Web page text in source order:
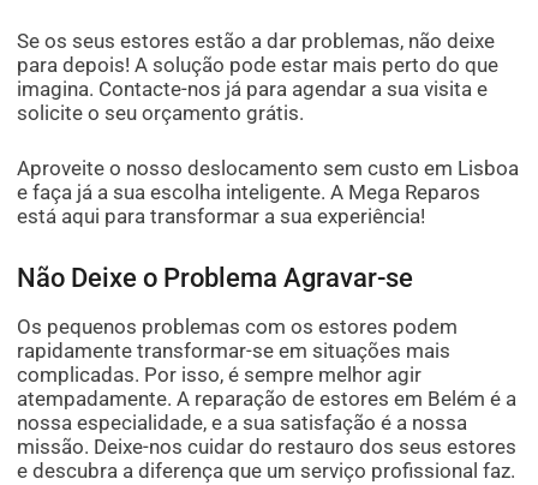
Se os seus estores estão a dar problemas, não deixe
para depois! A solução pode estar mais perto do que
imagina. Contacte-nos já para agendar a sua visita e
solicite o seu orçamento grátis.
Aproveite o nosso deslocamento sem custo em Lisboa
e faça já a sua escolha inteligente. A Mega Reparos
está aqui para transformar a sua experiência!
Não Deixe o Problema Agravar-se
Os pequenos problemas com os estores podem
rapidamente transformar-se em situações mais
complicadas. Por isso, é sempre melhor agir
atempadamente. A reparação de estores em Belém é a
nossa especialidade, e a sua satisfação é a nossa
missão. Deixe-nos cuidar do restauro dos seus estores
e descubra a diferença que um serviço profissional faz.